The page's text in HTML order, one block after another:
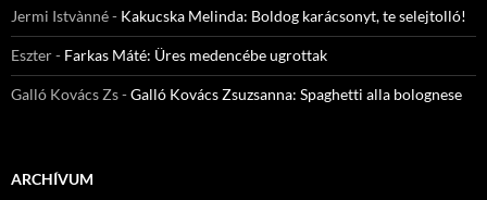
Jermi Istvànné- Kakucska Melinda: Boldog karácsonyt, te selejtolló!
Eszter- Farkas Máté: Üres medencébe ugrottak
Galló Kovács Zs-Galló Kovács Zsuzsanna: Spaghetti alla bolognese
ARCHÍVUM